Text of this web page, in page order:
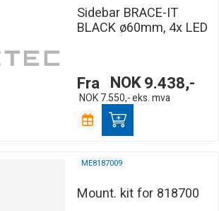
Sidebar BRACE-IT
BLACK ø60mm, 4x LED
Fra NOK9.438,-
NOK 7.550,-eks. mva
ME8187009
Mount. kit for 818700